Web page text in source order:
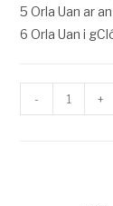
5 Orla Uan ar
6 Orla Uan i
- +